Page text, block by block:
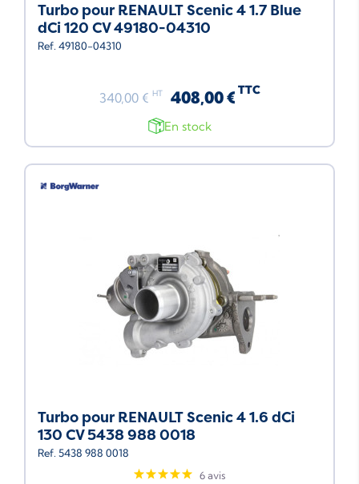
Turbo pour RENAULT Scenic 4 1.7 Blue
dCi 120 CV 49180-04310
Ref. 49180-04310
340,00 € HT 408,00 € TTC
En stock
Turbo pour RENAULT Scenic 4 1.6 dCi
130 CV 5438 988 0018
Ref. 5438 988 0018
6 avis